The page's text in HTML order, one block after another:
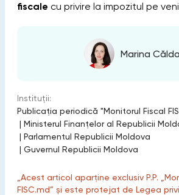
fiscale cu privire la impozitul pe
Marina
Instituții:
Publicaţia periodică "Monitorul Fiscal
| Ministerul Finanțelor al Republicii
| Parlamentul Republicii Moldova
| Guvernul Republicii Moldova
„Acest articol aparține exclusiv P.P.
FISC.md” și este protejat de Legea